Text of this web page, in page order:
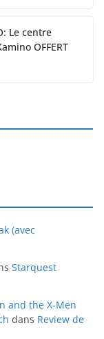
Le centre
OFFERT
(avec
Starquest
and the X-Men
dans Review de